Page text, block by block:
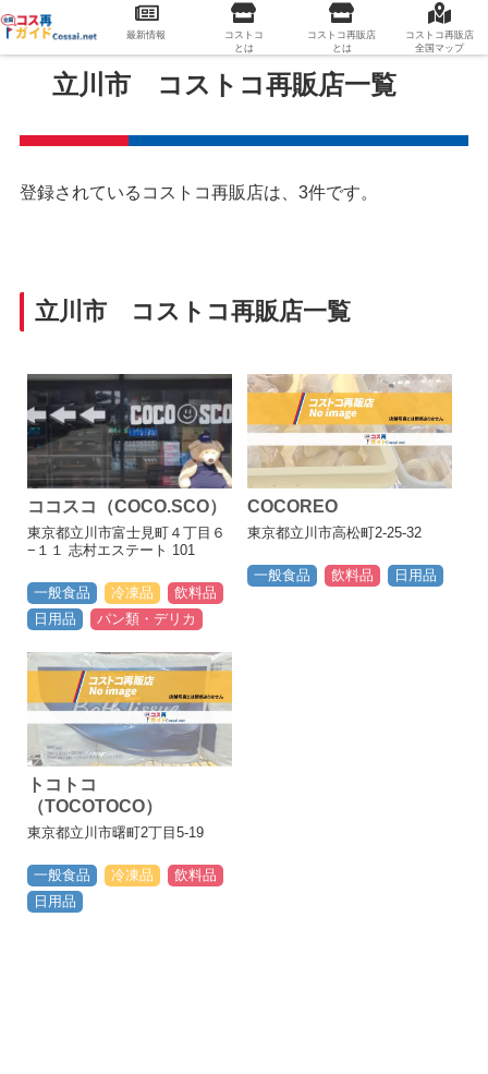
立川市 コストコ再販店一覧
登録されているコストコ再販店は、3件です。
立川市 コストコ再販店一覧
ココスコ（COCO.SCO）
東京都立川市富士見町４丁目６
−１１ 志村エステート 101
一般食品 冷凍品
飲料品
日用品
パン類・デリカ
COCOREO
東京都立川市高松町2-25-32
一般食品 飲料品 日用品
トコトコ
（TOCOTOCO）
東京都立川市曙町2丁目5-19
一般食品 冷凍品
飲料品
日用品
最新情報
コストコ
とは
コストコ再販店
とは
コストコ再販店
全国マップ